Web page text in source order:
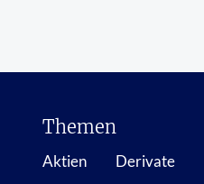
Themen
Aktien Derivate